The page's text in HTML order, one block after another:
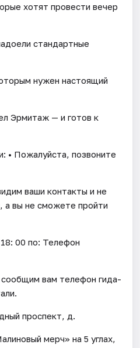
хотят провести вечер
стандартные
нужен настоящий
Эрмитаж — и готов к
• Пожалуйста, позвоните
ваши контакты и не
а вы не сможете пройти
00 по: Телефон
вам телефон гида-
проспект, д.
мерч» на 5 углах,